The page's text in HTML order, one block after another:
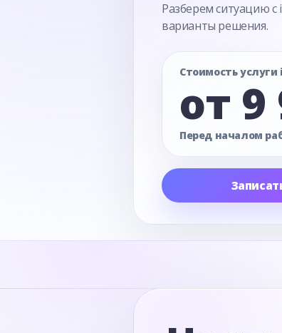
Разберем ситуацию
варианты решения.
Стоимость услуги
от 9
Перед началом